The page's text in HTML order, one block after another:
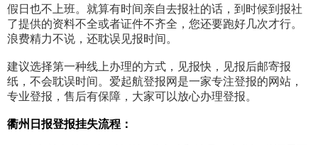
假日也不上班。就算有时间亲自去报社的话，到时候到报社
了提供的资料不全或者证件不齐全，您还要跑好几次才行。
浪费精力不说，还耽误见报时间。
建议选择第一种线上办理的方式，见报快，见报后邮寄报
纸，不会耽误时间。爱起航登报网是一家专注登报的网站，
专业登报，售后有保障，大家可以放心办理登报。
衢州日报登报挂失流程：